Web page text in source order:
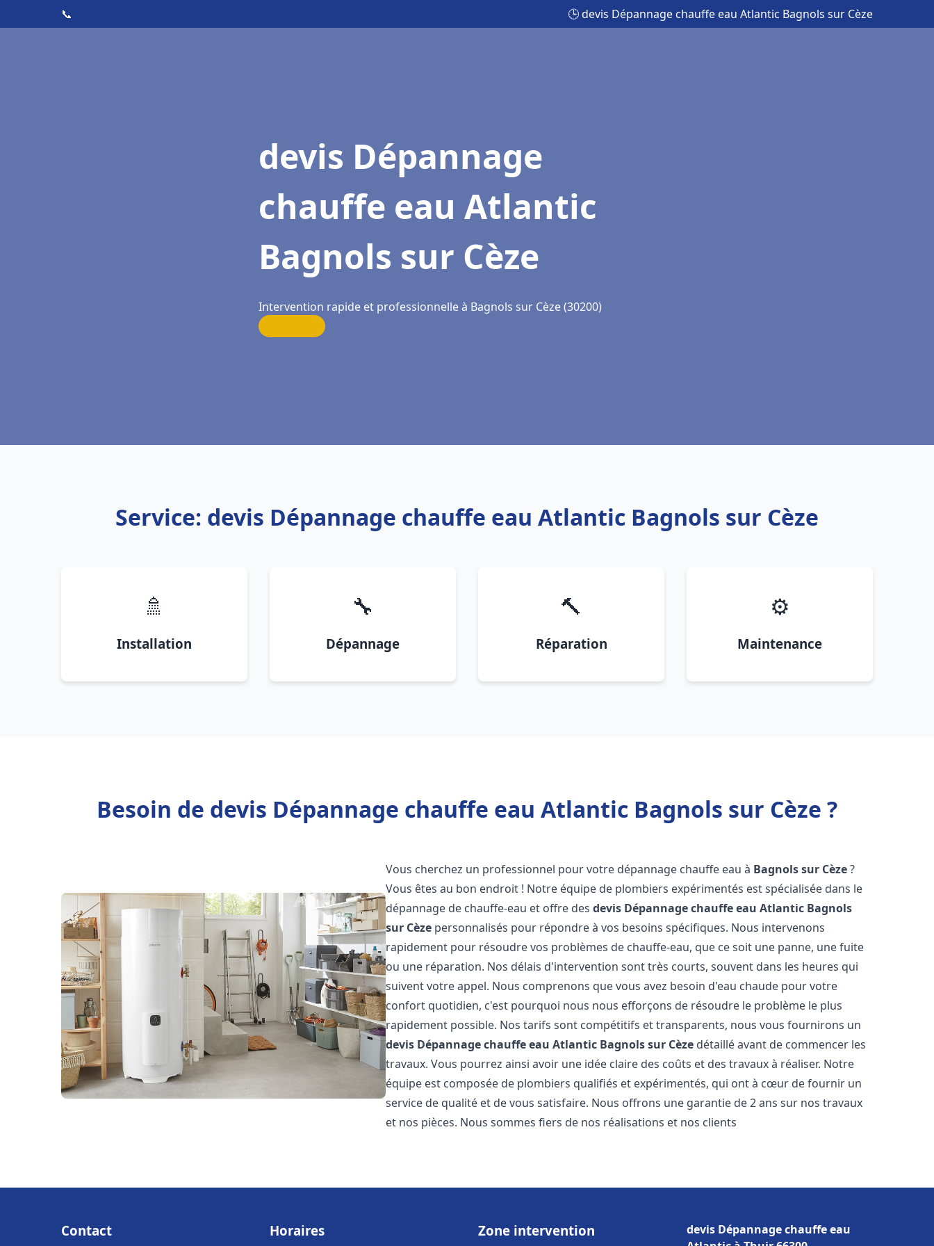
📞 🕒 devis Dépannage chauffe eau Atlantic Bagnols sur Cèze
devis Dépannage
chauffe eau Atlantic
Bagnols sur Cèze
Intervention rapide et professionnelle à Bagnols sur Cèze (30200)
Service: devis Dépannage chauffe eau Atlantic Bagnols sur Cèze
🚿
Installation
🔧
Dépannage
🔨
Réparation
⚙️
Maintenance
Besoin de devis Dépannage chauffe eau Atlantic Bagnols sur Cèze ?
Vous cherchez un professionnel pour votre dépannage chauffe eau à Bagnols sur Cèze?
Vous êtes au bon endroit ! Notre équipe de plombiers expérimentés est spécialisée dans le
dépannage de chauffe-eau et offre desdevis Dépannage chauffe eau Atlantic Bagnols
sur Cèze personnalisés pour répondre à vos besoins spécifiques. Nous intervenons
rapidement pour résoudre vos problèmes de chauffe-eau, que ce soit une panne, une fuite
ou une réparation. Nos délais d'intervention sont très courts, souvent dans les heures qui
suivent votre appel. Nous comprenons que vous avez besoin d'eau chaude pour votre
confort quotidien, c'est pourquoi nous nous efforçons de résoudre le problème le plus
rapidement possible. Nos tarifs sont compétitifs et transparents, nous vous fournirons un
devis Dépannage chauffe eau Atlantic Bagnols sur Cèze détaillé avant de commencer les
travaux. Vous pourrez ainsi avoir une idée claire des coûts et des travaux à réaliser. Notre
équipe est composée de plombiers qualifiés et expérimentés, qui ont à cœur de fournir un
service de qualité et de vous satisfaire. Nous offrons une garantie de 2 ans sur nos travaux
et nos pièces. Nous sommes fiers de nos réalisations et nos clients
Contact Horaires Zone intervention
devis Dépannage chauffe eau